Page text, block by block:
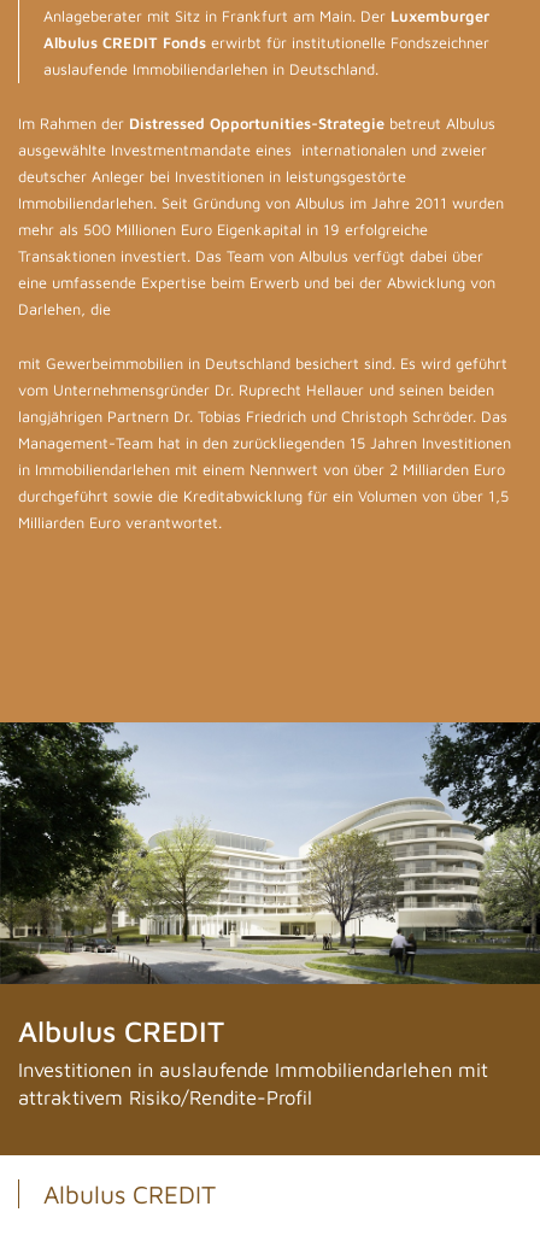
Anlageberater mit Sitz in Frankfurt am Main. Der Luxemburger
Albulus CREDIT Fonds erwirbt für institutionelle Fondszeichner
auslaufende Immobiliendarlehen in Deutschland.
Im Rahmen der Distressed Opportunities-Strategie betreut Albulus
ausgewählte Investmentmandate eines internationalen und zweier
deutscher Anleger bei Investitionen in leistungsgestörte
Immobiliendarlehen. Seit Gründung von Albulus im Jahre 2011 wurden
mehr als 500 Millionen Euro Eigenkapital in 19 erfolgreiche
Transaktionen investiert. Das Team von Albulus verfügt dabei über
eine umfassende Expertise beim Erwerb und bei der Abwicklung von
Darlehen, die
mit Gewerbeimmobilien in Deutschland besichert sind. Es wird geführt
vom Unternehmensgründer Dr. Ruprecht Hellauer und seinen beiden
langjährigen Partnern Dr. Tobias Friedrich und Christoph Schröder. Das
Management-Team hat in den zurückliegenden 15 Jahren Investitionen
in Immobiliendarlehen mit einem Nennwert von über 2 Milliarden Euro
durchgeführt sowie die Kreditabwicklung für ein Volumen von über 1,5
Milliarden Euro verantwortet.
Albulus CREDIT
Investitionen in auslaufende Immobiliendarlehen mit
attraktivem Risiko/Rendite-Profil
Albulus CREDIT